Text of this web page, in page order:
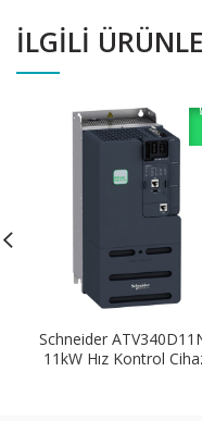
İLGILI
Schneider
11kW Hız Kontrol